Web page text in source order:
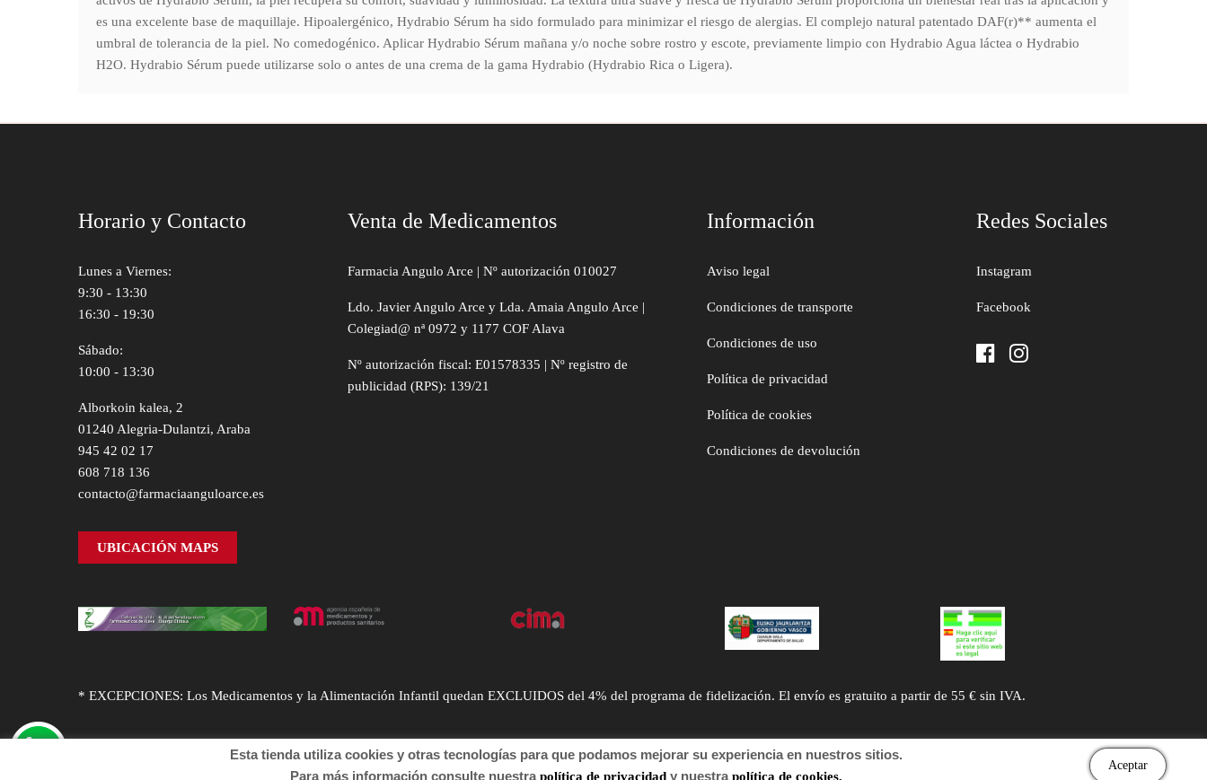
es una excelente base de maquillaje. Hipoalergénico, Hydrabio Sérum ha sido formulado para minimizar el riesgo de alergias. El complejo natural patentado DAF(r)** aumenta el
umbral de tolerancia de la piel. No comedogénico. Aplicar Hydrabio Sérum mañana y/o noche sobre rostro y escote, previamente limpio con Hydrabio Agua láctea o Hydrabio
H2O. Hydrabio Sérum puede utilizarse solo o antes de una crema de la gama Hydrabio (Hydrabio Rica o Ligera).
Horario y Contacto
Lunes a Viernes:
9:30 - 13:30
16:30 - 19:30
Sábado:
10:00 - 13:30
Alborkoin kalea, 2
01240 Alegria-Dulantzi, Araba
945 42 02 17
608 718 136
contacto@farmaciaanguloarce.es
UBICACIÓN MAPS
Venta de Medicamentos
Farmacia Angulo Arce | Nº autorización 010027
Ldo. Javier Angulo Arce y Lda. Amaia Angulo Arce |
Colegiad@ nª 0972 y 1177 COF Alava
Nº autorización fiscal: E01578335 | Nº registro de
publicidad (RPS): 139/21
Información
Aviso legal
Condiciones de transporte
Condiciones de uso
Política de privacidad
Política de cookies
Condiciones de devolución
Redes Sociales
Instagram
Facebook
* EXCEPCIONES: Los Medicamentos y la Alimentación Infantil quedan EXCLUIDOS del 4% del programa de fidelización. El envío es gratuito a partir de 55 € sin IVA.
Esta tienda utiliza cookies y otras tecnologías para que podamos mejorar su experiencia en nuestros sitios.
Para más información consulte nuestrapolítica de privacidad y nuestrapolítica de cookies.
Aceptar